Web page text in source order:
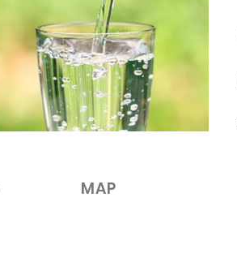
​MAP